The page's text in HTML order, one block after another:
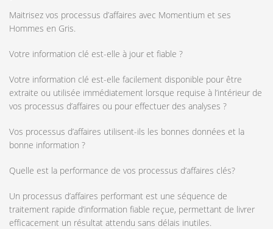
Maitrisez vos processus d’affaires avec Momentium et ses
Hommes en Gris.
Votre information clé est-elle à jour et fiable ?
Votre information clé est-elle facilement disponible pour être
extraite ou utilisée immédiatement lorsque requise à l’intérieur de
vos processus d’affaires ou pour effectuer des analyses ?
Vos processus d’affaires utilisent-ils les bonnes données et la
bonne information ?
Quelle est la performance de vos processus d’affaires clés?
Un processus d’affaires performant est une séquence de
traitement rapide d’information fiable reçue, permettant de livrer
efficacement un résultat attendu sans délais inutiles.